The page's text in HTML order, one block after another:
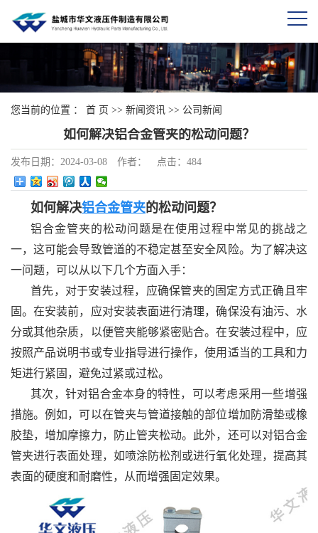
您当前的位置 ： 首 页 >> 新闻资讯 >> 公司新闻
如何解决铝合金管夹的松动问题？
发布日期： 2024-03-08 作者： 点击： 484
如何解决铝合金管夹的松动问题？
铝合金管夹的松动问题是在使用过程中常见的挑战之
一，这可能会导致管道的不稳定甚至安全风险。为了解决这
一问题，可以从以下几个方面入手：
首先，对于安装过程，应确保管夹的固定方式正确且牢
固。在安装前，应对安装表面进行清理，确保没有油污、水
分或其他杂质，以便管夹能够紧密贴合。在安装过程中，应
按照产品说明书或专业指导进行操作，使用适当的工具和力
矩进行紧固，避免过紧或过松。
其次，针对铝合金本身的特性，可以考虑采用一些增强
措施。例如，可以在管夹与管道接触的部位增加防滑垫或橡
胶垫，增加摩擦力，防止管夹松动。此外，还可以对铝合金
管夹进行表面处理，如喷涂防松剂或进行氧化处理，提高其
表面的硬度和耐磨性，从而增强固定效果。